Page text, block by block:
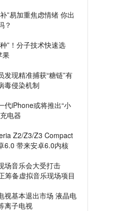
”易加重焦虑情绪 你出
？
”！分子技术快速选
果
发现精准捕获“糖链”有
毒侵染机制
代iPhone或将推出“小
电器
Z2/Z3/Z3 Compact
6.0 带来安卓6.0内核
场音乐会大受打击
筹备虚拟音乐现场项目
视基本退出市场 液晶电
离子电视